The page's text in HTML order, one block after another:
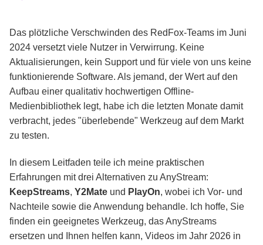
Das plötzliche Verschwinden des RedFox-Teams im Juni
2024 versetzt viele Nutzer in Verwirrung. Keine
Aktualisierungen, kein Support und für viele von uns keine
funktionierende Software. Als jemand, der Wert auf den
Aufbau einer qualitativ hochwertigen Offline-
Medienbibliothek legt, habe ich die letzten Monate damit
verbracht, jedes "überlebende" Werkzeug auf dem Markt
zu testen.
In diesem Leitfaden teile ich meine praktischen
Erfahrungen mit drei Alternativen zu AnyStream:
KeepStreams, Y2Mate und PlayOn, wobei ich Vor- und
Nachteile sowie die Anwendung behandle. Ich hoffe, Sie
finden ein geeignetes Werkzeug, das AnyStreams
ersetzen und Ihnen helfen kann, Videos im Jahr 2026 in